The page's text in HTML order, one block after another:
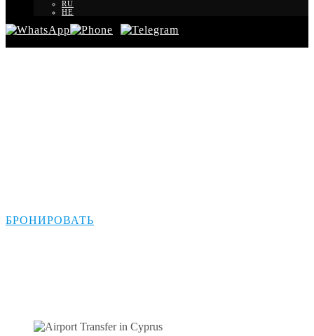
RU
HE
БРОНИРОВАТЬ